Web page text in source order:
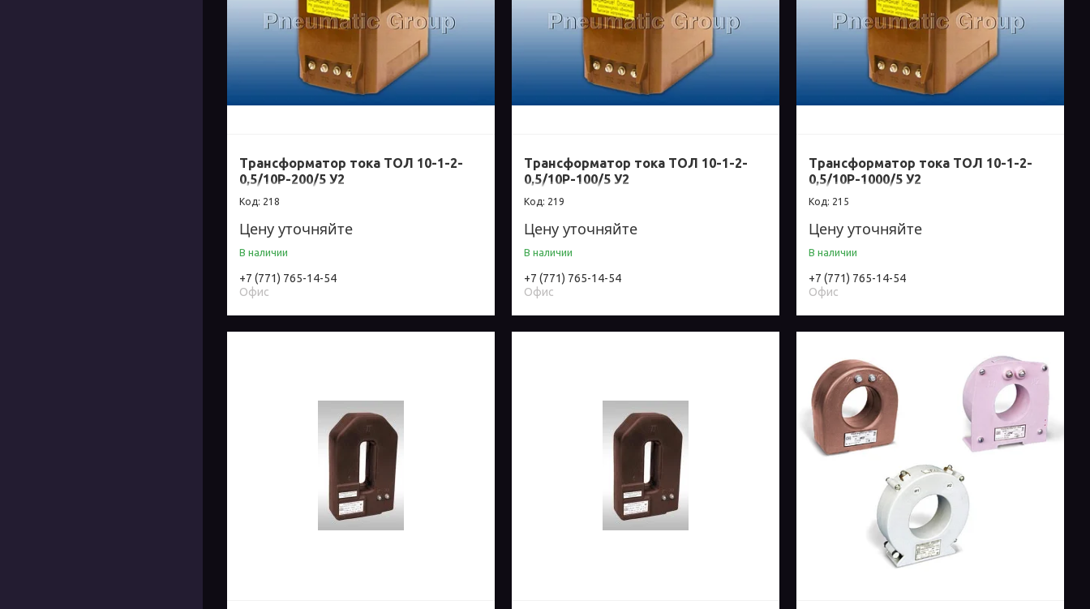
Трансформатор тока ТОЛ 10-1-2-
0,5/10Р-200/5 У2
218
Цену уточняйте
В наличии
+7 (771) 765-14-54
Офис
Трансформатор тока ТОЛ 10-1-2-
0,5/10Р-100/5 У2
219
Цену уточняйте
В наличии
+7 (771) 765-14-54
Офис
Трансформатор тока ТОЛ 10-1-2-
0,5/10Р-1000/5 У2
215
Цену уточняйте
В наличии
+7 (771) 765-14-54
Офис